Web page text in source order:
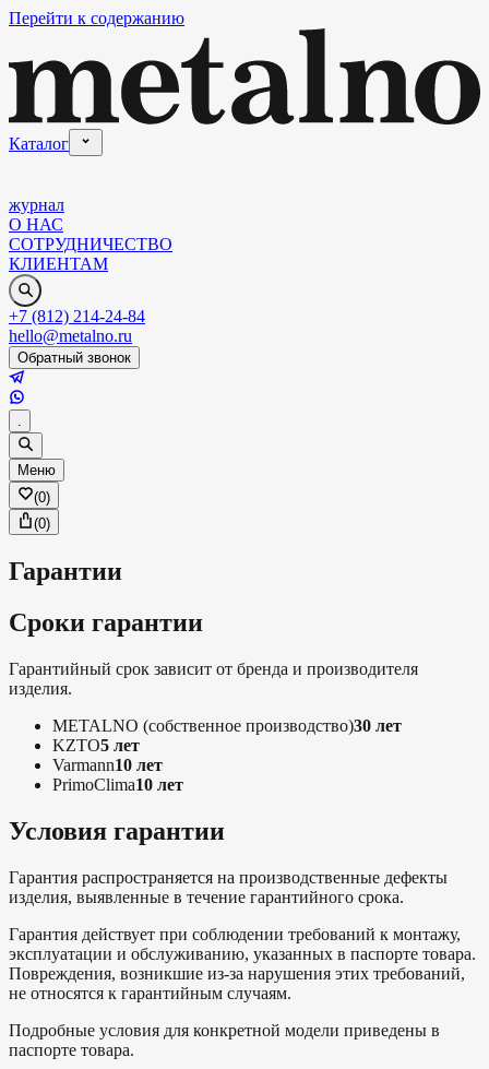
Перейти к содержанию
Каталог
журнал
О НАС
СОТРУДНИЧЕСТВО
КЛИЕНТАМ
+7 (812) 214-24-84
hello@metalno.ru
Обратный звонок
.
Меню
(0)
(0)
Гарантии
Сроки гарантии
Гарантийный срок зависит от бренда и производителя
изделия.
METALNO (собственное производство)30 лет
KZTO5 лет
Varmann10 лет
PrimoClima10 лет
Условия гарантии
Гарантия распространяется на производственные дефекты
изделия, выявленные в течение гарантийного срока.
Гарантия действует при соблюдении требований к монтажу,
эксплуатации и обслуживанию, указанных в паспорте товара.
Повреждения, возникшие из-за нарушения этих требований,
не относятся к гарантийным случаям.
Подробные условия для конкретной модели приведены в
паспорте товара.